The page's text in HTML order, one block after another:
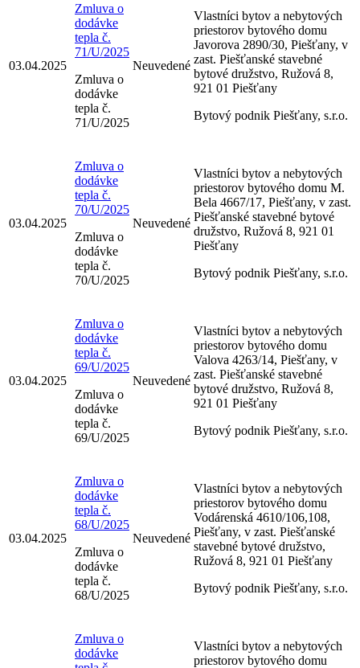
03.04.2025
Zmluva o
dodávke
tepla č.
71/U/2025
Zmluva o
dodávke
tepla č.
71/U/2025
Neuvedené
Vlastníci bytov a nebytových
priestorov bytového domu
Javorova 2890/30, Piešťany, v
zast. Piešťanské stavebné
bytové družstvo, Ružová 8,
921 01 Piešťany
Bytový podnik Piešťany, s.r.o.
03.04.2025
Zmluva o
dodávke
tepla č.
70/U/2025
Zmluva o
dodávke
tepla č.
70/U/2025
Neuvedené
Vlastníci bytov a nebytových
priestorov bytového domu M.
Bela 4667/17, Piešťany, v zast.
Piešťanské stavebné bytové
družstvo, Ružová 8, 921 01
Piešťany
Bytový podnik Piešťany, s.r.o.
03.04.2025
Zmluva o
dodávke
tepla č.
69/U/2025
Zmluva o
dodávke
tepla č.
69/U/2025
Neuvedené
Vlastníci bytov a nebytových
priestorov bytového domu
Valova 4263/14, Piešťany, v
zast. Piešťanské stavebné
bytové družstvo, Ružová 8,
921 01 Piešťany
Bytový podnik Piešťany, s.r.o.
03.04.2025
Zmluva o
dodávke
tepla č.
68/U/2025
Zmluva o
dodávke
tepla č.
68/U/2025
Neuvedené
Vlastníci bytov a nebytových
priestorov bytového domu
Vodárenská 4610/106,108,
Piešťany, v zast. Piešťanské
stavebné bytové družstvo,
Ružová 8, 921 01 Piešťany
Bytový podnik Piešťany, s.r.o.
Zmluva o
dodávke
Vlastníci bytov a nebytových
priestorov bytového domu